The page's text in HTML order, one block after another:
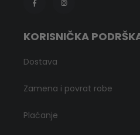
KORISNIČKA
Dostava
Zamena i povrat robe
Plaćanje